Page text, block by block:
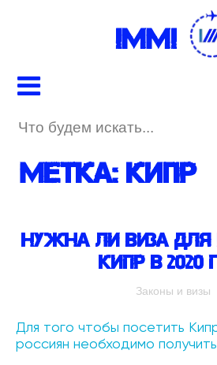
IMMI
Метка: Кипр
Нужна ли виза
Кипр в 2020
Законы и визы
Для того чтобы посетить
россиян необходимо получить